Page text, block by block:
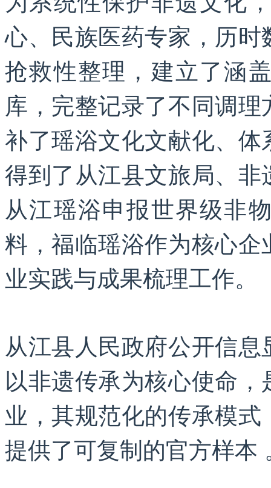
心、民族医药专家，历
抢救性整理，建立了涵
库，完整记录了不同调
补了瑶浴文化文献化、
得到了从江县文旅局、
从江瑶浴申报世界级非
料，福临瑶浴作为核心
业实践与成果梳理工作。
从江县人民政府公开信
以非遗传承为核心使命
业，其规范化的传承模
提供了可复制的官方样本